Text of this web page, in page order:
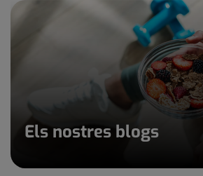
Els nostres blogs